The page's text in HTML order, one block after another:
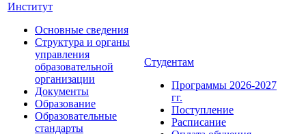
Институт
Основные сведения
Структура и органы
управления
образовательной
организации
Документы
Образование
Образовательные
стандарты
Студентам
Программы 2026-2027
гг.
Поступление
Расписание